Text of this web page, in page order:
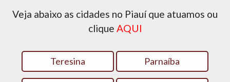
Veja abaixo as cidades no Piauí que atuamos ou
clique AQUI
Teresina Parnaíba